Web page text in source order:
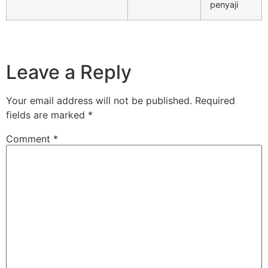
penyaji
Leave a Reply
Your email address will not be published. Required
fields are marked *
Comment *